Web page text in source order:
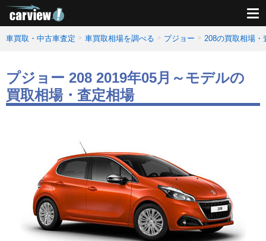
車買取・中古車査定 車買取相場を調べる プジョー 208の買取相場・
プジョー 208 2019年05月～モデルの
買取相場・査定相場